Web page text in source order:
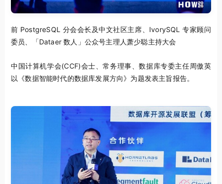
前 PostgreSQL 分会会长及中文社区主席、IvorySQL 专家顾问
委员、「Dataer 数人」公众号主理人萧少聪主持大会
中国计算机学会(CCF)会士、常务理事、数据库专委主任周傲英
以《数据智能时代的数据库发展方向》为题发表主旨报告。